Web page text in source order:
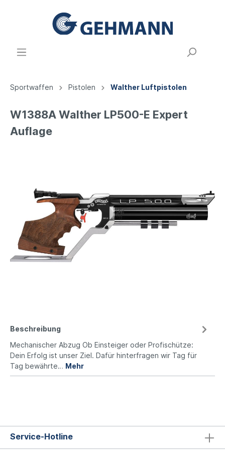
Sportwaffen Pistolen Walther Luftpistolen
W1388A Walther LP500-E Expert
Auflage
Beschreibung
Mechanischer Abzug Ob Einsteiger oder Profischütze:
Dein Erfolg ist unser Ziel. Dafür hinterfragen wir Tag für
Tag bewährte… Mehr
Service-Hotline